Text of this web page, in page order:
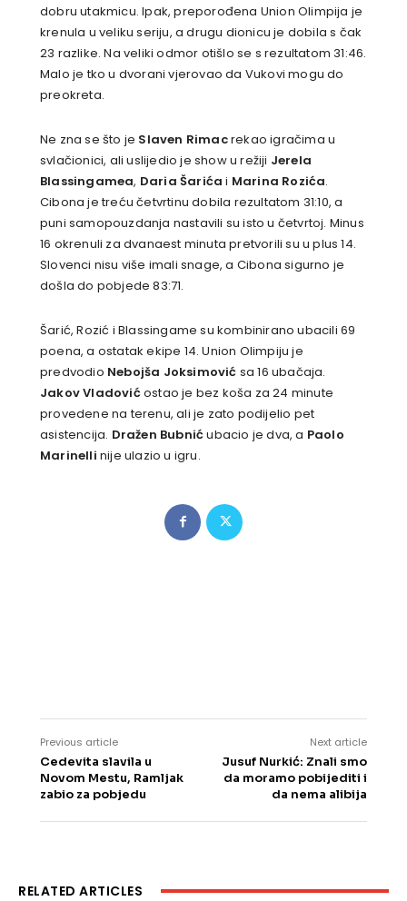
dobru utakmicu. Ipak, preporođena Union Olimpija je
krenula u veliku seriju, a drugu dionicu je dobila s čak
23 razlike. Na veliki odmor otišlo se s rezultatom 31:46.
Malo je tko u dvorani vjerovao da Vukovi mogu do
preokreta.
Ne zna se što je Slaven Rimacrekao igračima u
svlačionici, ali uslijedio je show u režiji Jerela
Blassingamea, Daria Šarića i Marina Rozića.
Cibona je treću četvrtinu dobila rezultatom 31:10, a
puni samopouzdanja nastavili su isto u četvrtoj. Minus
16 okrenuli za dvanaest minuta pretvorili su u plus 14.
Slovenci nisu više imali snage, a Cibona sigurno je
došla do pobjede 83:71.
Šarić, Rozić i Blassingame su kombinirano ubacili 69
poena, a ostatak ekipe 14. Union Olimpiju je
predvodio Nebojša Joksimović sa 16 ubačaja.
Jakov Vladovićostao je bez koša za 24 minute
provedene na terenu, ali je zato podijelio pet
asistencija. Dražen Bubnićubacio je dva, a Paolo
Marinelli nije ulazio u igru.
Previous article
Cedevita slavila u
Novom Mestu, Ramljak
zabio za pobjedu
Next article
Jusuf Nurkić: Znali smo
da moramo pobijediti i
da nema alibija
RELATED ARTICLES